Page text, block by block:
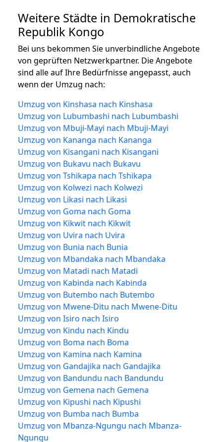
Weitere Städte in Demokratische
Republik Kongo
Bei uns bekommen Sie unverbindliche Angebote
von geprüften Netzwerkpartner. Die Angebote
sind alle auf Ihre Bedürfnisse angepasst, auch
wenn der Umzug nach:
Umzug von Kinshasa nach Kinshasa
Umzug von Lubumbashi nach Lubumbashi
Umzug von Mbuji-Mayi nach Mbuji-Mayi
Umzug von Kananga nach Kananga
Umzug von Kisangani nach Kisangani
Umzug von Bukavu nach Bukavu
Umzug von Tshikapa nach Tshikapa
Umzug von Kolwezi nach Kolwezi
Umzug von Likasi nach Likasi
Umzug von Goma nach Goma
Umzug von Kikwit nach Kikwit
Umzug von Uvira nach Uvira
Umzug von Bunia nach Bunia
Umzug von Mbandaka nach Mbandaka
Umzug von Matadi nach Matadi
Umzug von Kabinda nach Kabinda
Umzug von Butembo nach Butembo
Umzug von Mwene-Ditu nach Mwene-Ditu
Umzug von Isiro nach Isiro
Umzug von Kindu nach Kindu
Umzug von Boma nach Boma
Umzug von Kamina nach Kamina
Umzug von Gandajika nach Gandajika
Umzug von Bandundu nach Bandundu
Umzug von Gemena nach Gemena
Umzug von Kipushi nach Kipushi
Umzug von Bumba nach Bumba
Umzug von Mbanza-Ngungu nach Mbanza-
Ngungu